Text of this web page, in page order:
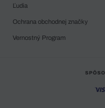
Ľudia
Ochrana obchodnej značky
Vernostný Program